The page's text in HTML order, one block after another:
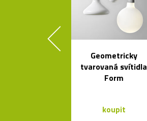
Geometricky
tvarovaná svítidla
Form
koupit